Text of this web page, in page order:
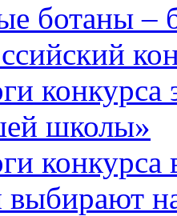
ботаны –
школы»
конкурса
выбирают